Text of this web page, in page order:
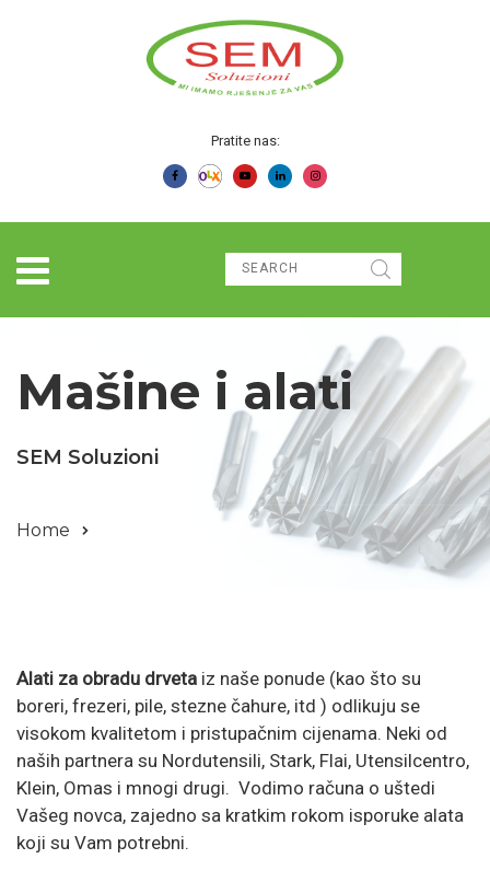
Pratite nas:
Mašine i alati
SEM Soluzioni
Home
Alati za obradu drveta iz naše ponude (kao što su
boreri, frezeri, pile, stezne čahure, itd ) odlikuju se
visokom kvalitetom i pristupačnim cijenama. Neki od
naših partnera su Nordutensili, Stark, Flai, Utensilcentro,
Klein, Omas i mnogi drugi. Vodimo računa o uštedi
Vašeg novca, zajedno sa kratkim rokom isporuke alata
koji su Vam potrebni.